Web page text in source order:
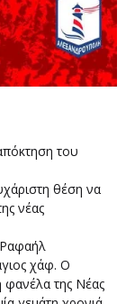
του
θέση να
νέας
χάφ. Ο
φανέλα της Νέας